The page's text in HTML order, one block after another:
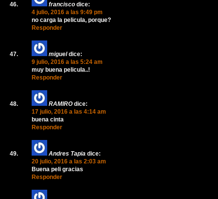
francisco dice:
4 julio, 2016 a las 9:49 pm
no carga la pelicula, porque?
Responder
miguel dice:
9 julio, 2016 a las 5:24 am
muy buena pelicula..!
Responder
RAMIRO dice:
17 julio, 2016 a las 4:14 am
buena cinta
Responder
Andres Tapia dice:
20 julio, 2016 a las 2:03 am
Buena peli gracias
Responder